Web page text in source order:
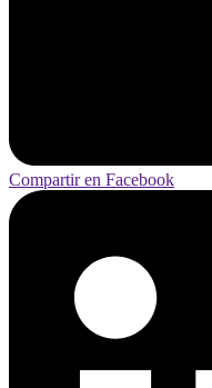
Compartir en Facebook